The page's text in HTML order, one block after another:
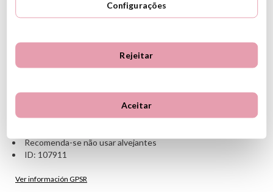
Você também pode personalizá-lo com o nome bordado, o que o
CARACTERÍSTICAS
Composição: 65% algodão, 35% poliéster
Fecho com cordão nas laterais
Pode ser passado a ferro (máx. 150º)
Recomenda-se não usar alvejantes
ID: 107911
Ver información GPSR
Configurações
Rejeitar
Aceitar